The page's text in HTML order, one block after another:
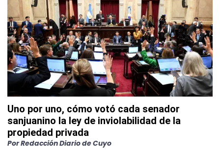
Uno por uno, cómo votó cada senador
sanjuanino la ley de inviolabilidad de la
propiedad privada
PorRedacción Diario de Cuyo